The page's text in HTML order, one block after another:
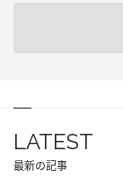
LATEST
最新の記事